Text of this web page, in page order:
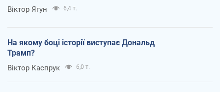
Віктор Ягун 6,4 т.
На якому боці історії виступає Дональд
Трамп?
Віктор Каспрук 6,0 т.